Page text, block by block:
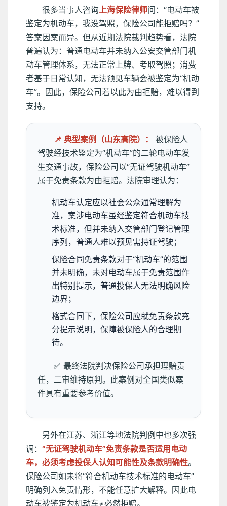
很多当事人咨询 上海保险律师问：“电动车被
鉴定为机动车，我没驾照，保险公司能拒赔吗？”
答案因案而异。但从近期法院裁判趋势看，法院
普遍认为：普通电动车并未纳入公安交管部门机
动车管理体系，无法正常上牌、考取驾照；消费
者基于日常认知，无法预见车辆会被鉴定为“机动
车”。因此，保险公司若以此为由拒赔，难以得到
支持。
📌 典型案例（山东高院）：
被保险人
驾驶经技术鉴定为“机动车”的二轮电动车发
生交通事故，保险公司以“无证驾驶机动车”
属于免责条款为由拒赔。法院审理认为：
机动车认定应以社会公众通常理解为
准，案涉电动车虽经鉴定符合机动车技
术标准，但并未纳入交管部门登记管理
序列，普通人难以预见需持证驾驶；
保险合同免责条款对于“机动车”的范围
并未明确，未对电动车属于免责范围作
出特别提示，普通投保人无法明确风险
边界；
格式合同下，保险公司应就免责条款充
分提示说明，保障被保险人的合理期
待。
✅ 最终法院判决保险公司承担理赔责
任，二审维持原判。此案例对全国类似案
件具有重要参考价值。
另外在江苏、浙江等地法院判例中也多次强
调： “无证驾驶机动车”免责条款是否适用电动
车，必须考虑投保人认知可能性及条款明确性。
保险公司如未将“符合机动车技术标准的电动车”
明确列入免责情形，不能任意扩大解释。因此电
动车被鉴定为机动车≠必然拒赔。